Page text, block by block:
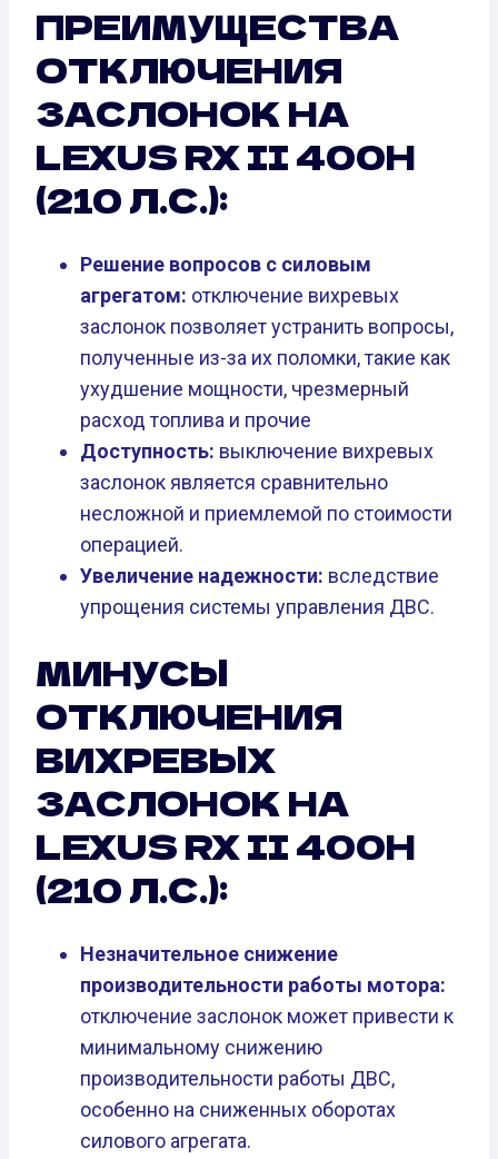
ПРЕИМУЩЕСТВА
ОТКЛЮЧЕНИЯ
ЗАСЛОНОК НА
LEXUS RX II 400H
(210 Л.С.):
Решение вопросов с силовым
агрегатом: отключение вихревых
заслонок позволяет устранить вопросы,
полученные из-за их поломки, такие как
ухудшение мощности, чрезмерный
расход топлива и прочие
Доступность: выключение вихревых
заслонок является сравнительно
несложной и приемлемой по стоимости
операцией.
Увеличение надежности: вследствие
упрощения системы управления ДВС.
МИНУСЫ
ОТКЛЮЧЕНИЯ
ВИХРЕВЫХ
ЗАСЛОНОК НА
LEXUS RX II 400H
(210 Л.С.):
Незначительное снижение
производительности работы мотора:
отключение заслонок может привести к
минимальному снижению
производительности работы ДВС,
особенно на сниженных оборотах
силового агрегата.